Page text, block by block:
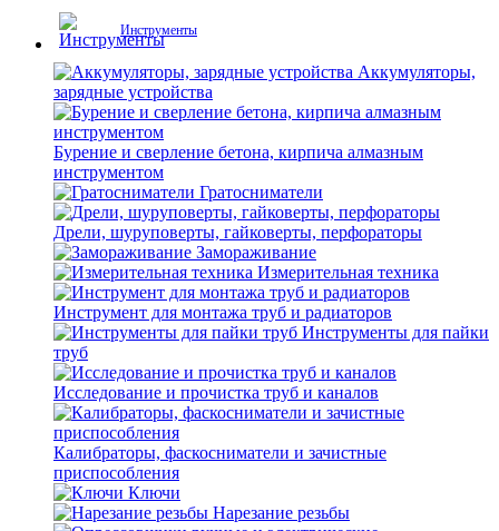
Инструменты
Аккумуляторы,
зарядные устройства
Бурение и сверление бетона, кирпича алмазным
инструментом
Гратосниматели
Дрели, шуруповерты, гайковерты, перфораторы
Замораживание
Измерительная техника
Инструмент для монтажа труб и радиаторов
Инструменты для пайки
труб
Исследование и прочистка труб и каналов
Калибраторы, фаскосниматели и зачистные
приспособления
Ключи
Нарезание резьбы